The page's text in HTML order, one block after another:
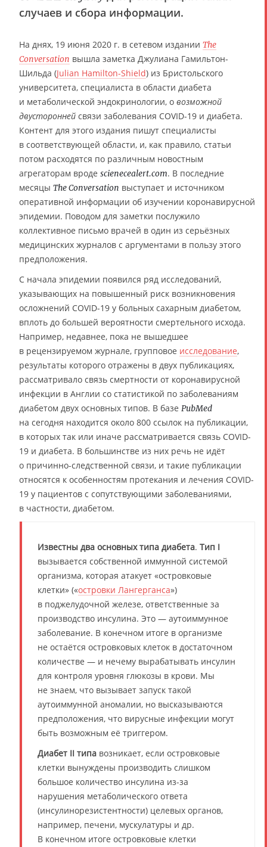
случаев и сбора информации.
На днях, 19 июня 2020 г. в сетевом издании The
Conversation вышла заметка Джулиана Гамильтон-
Шильда (Julian Hamilton-Shield) из Бристольского
университета, специалиста в области диабета
и метаболической эндокринологии, о возможной
двусторонней связи заболевания COVID-19 и диабета.
Контент для этого издания пишут специалисты
в соответствующей области, и, как правило, статьи
потом расходятся по различным новостным
агрегаторам вроде scienecealert.com. В последние
месяцы The Conversation выступает и источником
оперативной информации об изучении коронавирусной
эпидемии. Поводом для заметки послужило
коллективное письмо врачей в один из серьёзных
медицинских журналов с аргументами в пользу этого
предположения.
С начала эпидемии появился ряд исследований,
указывающих на повышенный риск возникновения
осложнений COVID-19 у больных сахарным диабетом,
вплоть до большей вероятности смертельного исхода.
Например, недавнее, пока не вышедшее
в рецензируемом журнале, групповое исследование,
результаты которого отражены в двух публикациях,
рассматривало связь смертности от коронавирусной
инфекции в Англии со статистикой по заболеваниям
диабетом двух основных типов. В базе PubMed
на сегодня находится около 800 ссылок на публикации,
в которых так или иначе рассматривается связь COVID-
19 и диабета. В большинстве из них речь не идёт
о причинно-следственной связи, и такие публикации
относятся к особенностям протекания и лечения COVID-
19 у пациентов с сопутствующими заболеваниями,
в частности, диабетом.
Известны два основных типа диабета. Тип I
вызывается собственной иммунной системой
организма, которая атакует «островковые
клетки» («островки Лангерганса»)
в поджелудочной железе, ответственные за
производство инсулина. Это — аутоиммунное
заболевание. В конечном итоге в организме
не остаётся островковых клеток в достаточном
количестве — и нечему вырабатывать инсулин
для контроля уровня глюкозы в крови. Мы
не знаем, что вызывает запуск такой
аутоиммунной аномалии, но высказываются
предположения, что вирусные инфекции могут
быть возможным её триггером.
Диабет II типа возникает, если островковые
клетки вынуждены производить слишком
большое количество инсулина из-за
нарушения метаболического ответа
(инсулинорезистентности) целевых органов,
например, печени, мускулатуры и др.
В конечном итоге островковые клетки